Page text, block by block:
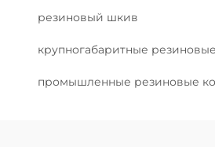
резиновый шкив
крупногабаритные
промышленные резиновые